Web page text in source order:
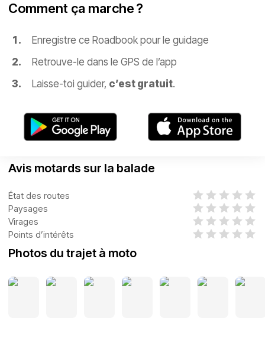
Comment ça marche ?
Enregistre ce Roadbook pour le guidage
Retrouve-le dans le GPS de l’app
Laisse-toi guider, c’est gratuit.
Avis motards sur la balade
État des routes
Paysages
Virages
Points d’intérêts
Photos du trajet à moto